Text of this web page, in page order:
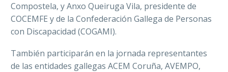
Compostela, y Anxo Queiruga Vila, presidente de
COCEMFE y de la Confederación Gallega de Personas
con Discapacidad (COGAMI).
También participarán en la jornada representantes
de las entidades gallegas ACEM Coruña, AVEMPO,